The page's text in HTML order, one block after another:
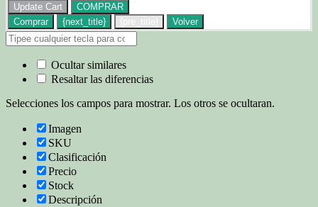
Update Cart
COMPRAR
Comprar
{next_title} {pre_title} Volver
Ocultar similares
Resaltar las diferencias
Selecciones los campos para mostrar. Los otros se ocultaran.
Imagen
SKU
Clasificación
Precio
Stock
Descripción